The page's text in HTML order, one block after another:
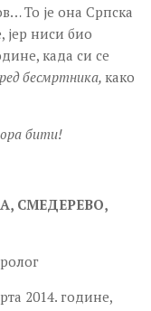
То је она Српска
јер ниси био
када си се
бесмртника, како
бити!
СМЕДЕРЕВО,
2014. године,